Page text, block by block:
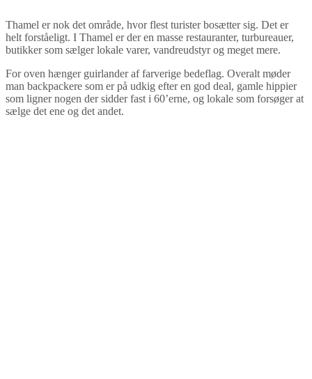
Thamel er nok det område, hvor flest turister bosætter sig. Det er
helt forståeligt. I Thamel er der en masse restauranter, turbureauer,
butikker som sælger lokale varer, vandreudstyr og meget mere.
For oven hænger guirlander af farverige bedeflag. Overalt møder
man backpackere som er på udkig efter en god deal, gamle hippier
som ligner nogen der sidder fast i 60’erne, og lokale som forsøger at
sælge det ene og det andet.